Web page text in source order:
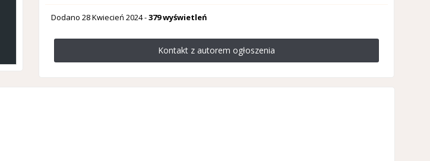
Dodano28 Kwiecień 2024-379 wyświetleń
Kontakt z autorem ogłoszenia